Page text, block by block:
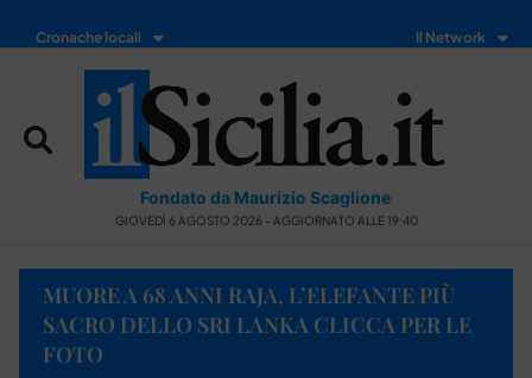
Cronache locali Il Network
Fondato da Maurizio Scaglione
GIOVEDÌ 6 AGOSTO 2026 - AGGIORNATO ALLE 19:40
MUORE A 68 ANNI RAJA, L’ELEFANTE PIÙ
SACRO DELLO SRI LANKA CLICCA PER LE
FOTO